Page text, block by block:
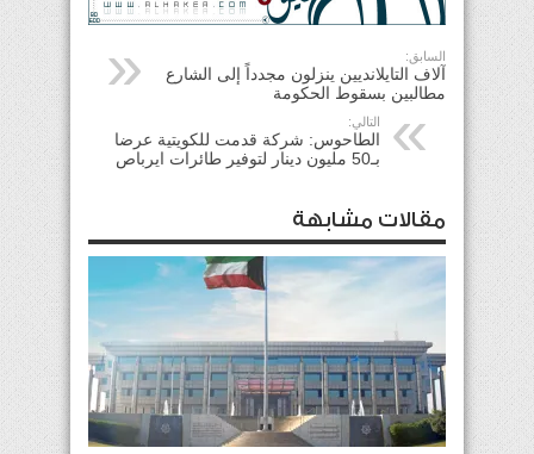
السابق:
آلاف التايلانديين ينزلون مجدداً إلى الشارع
مطالبين بسقوط الحكومة
التالي:
الطاحوس: شركة قدمت للكويتية عرضا
بـ50 مليون دينار لتوفير طائرات ايرباص
مقالات مشابهة